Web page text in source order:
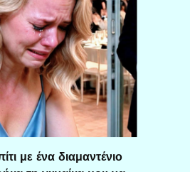
με ένα διαμαντένιο